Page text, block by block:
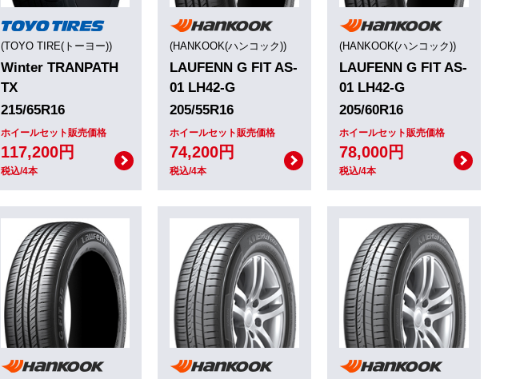
(TOYO TIRE(トーヨー))
Winter TRANPATH
TX
215/65R16
ホイールセット販売価格
117,200円
税込/4本
(HANKOOK(ハンコック))
LAUFENN G FIT AS-
01 LH42-G
205/55R16
ホイールセット販売価格
74,200円
税込/4本
(HANKOOK(ハンコック))
LAUFENN G FIT AS-
01 LH42-G
205/60R16
ホイールセット販売価格
78,000円
税込/4本